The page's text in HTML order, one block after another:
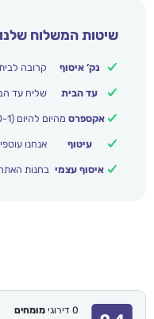
שיטות המשלוח שלנו
נק’ איסוף קרובה לביתך (6-9 ימי עסקים) – 16 ₪. הזמנות מעל
עד הבית שליח עד הבית (3-5 ימי עסקים) – 24 ₪. הזמנות
אקספרס מהיום להיום (0-1 ימי עסקים) – 37 ₪.
עיטוף אנחנו
איסוף עצמי בחנות האתר
0 דירוגימומחים